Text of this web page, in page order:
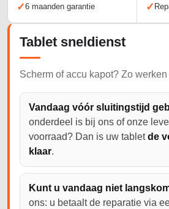
✓6 maanden garantie ✓
Tablet sneldienst
Scherm of accu kapot? Zo
Vandaag vóór sluitingstijd
onderdeel is bij ons of onze
voorraad? Dan is uw tabletde
klaar.
Kunt u vandaag niet
ons: u betaalt de reparatie via